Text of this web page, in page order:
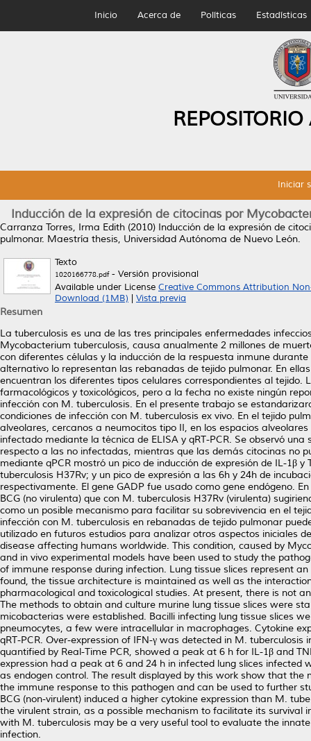
Inicio Acerca de Políticas Estadísticas
Iniciar
Inducción de la expresión de citocinas por
Carranza Torres, Irma Edith (2010) Inducción de la expresión de
pulmonar. Maestría thesis, Universidad Autónoma de Nuevo León.
Texto
1020166778.pdf- Versión provisional
Available under License Creative Commons Attribution
Download (1MB)
Vista previa
Resumen
La tuberculosis es una de las tres principales enfermedades
Mycobacterium tuberculosis, causa anualmente 2 millones de
con diferentes células y la inducción de la respuesta inmune
alternativo lo representan las rebanadas de tejido pulmonar. En
encuentran los diferentes tipos celulares correspondientes al
farmacológicos y toxicológicos, pero a la fecha no existe ningún
infección con M. tuberculosis. En el presente trabajo se
condiciones de infección con M. tuberculosis ex vivo. En el tejido
alveolares, cercanos a neumocitos tipo II, en los espacios
infectado mediante la técnica de ELISA y qRT-PCR. Se observó
respecto a las no infectadas, mientras que las demás citocinas no
mediante qPCR mostró un pico de inducción de expresión de IL-1β
tuberculosis H37Rv; y un pico de expresión a las 6h y 24h de
respectivamente. El gene GADP fue usado como gene endógeno.
BCG (no virulenta) que con M. tuberculosis H37Rv (virulenta)
como un posible mecanismo para facilitar su sobrevivencia en el
infección con M. tuberculosis en rebanadas de tejido pulmonar
utilizado en futuros estudios para analizar otros aspectos iniciales
disease affecting humans worldwide. This condition, caused by
and in vivo experimental models have been used to study the
of immune response during infection. Lung tissue slices represent
found, the tissue architecture is maintained as well as the
pharmacological and toxicological studies. At present, there is not
The methods to obtain and culture murine lung tissue slices were
micobacterias were established. Bacilli infecting lung tissue slices
pneumocytes, a few were intracellular in macrophages. Cytokine
qRT-PCR. Over-expression of IFN-γ was detected in M.
quantified by Real-Time PCR, showed a peak at 6 h for IL-1β and
expression had a peak at 6 and 24 h in infected lung slices infected
as endogen control. The result displayed by this work show that
the immune response to this pathogen and can be used to further
BCG (non-virulent) induced a higher cytokine expression than M.
the virulent strain, as a possible mechanism to facilitate its survival
with M. tuberculosis may be a very useful tool to evaluate the
infection.